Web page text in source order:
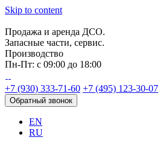
Skip to content
Продажа и аренда ДСО.
Запасные части, сервис.
Производство
Пн-Пт: с 09:00 до 18:00
+7 (930) 333-71-60 +7 (495) 123-30-07
Обратный звонок
EN
RU